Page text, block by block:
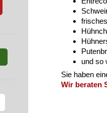
und so
Sie haben
Wir beraten